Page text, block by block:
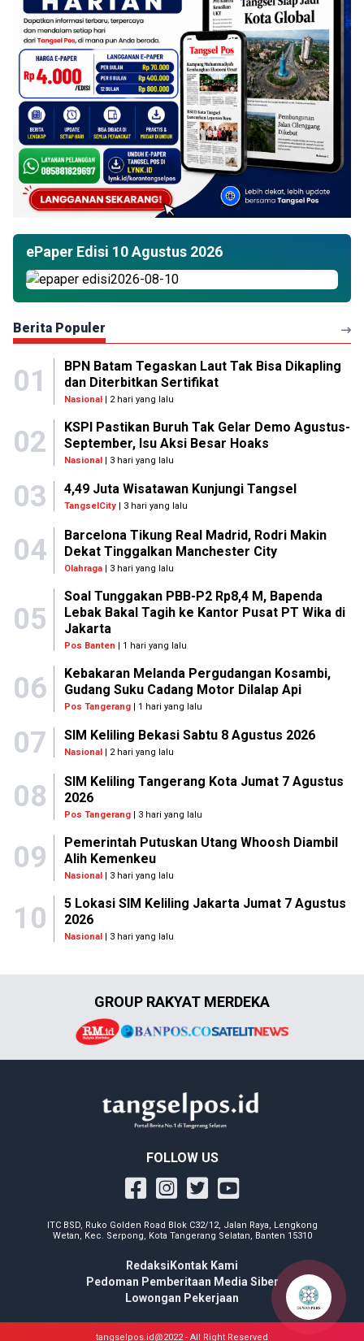
ePaper Edisi 10 Agustus 2026
Berita Populer
01
BPN Batam Tegaskan Laut Tak Bisa Dikapling
dan Diterbitkan Sertifikat
Nasional| 2 hari yang lalu
02
KSPI Pastikan Buruh Tak Gelar Demo Agustus-
September, Isu Aksi Besar Hoaks
Nasional| 3 hari yang lalu
03 4,49 Juta Wisatawan Kunjungi Tangsel
TangselCity | 3 hari yang lalu
04
Barcelona Tikung Real Madrid, Rodri Makin
Dekat Tinggalkan Manchester City
Olahraga| 3 hari yang lalu
05
Soal Tunggakan PBB-P2 Rp8,4 M, Bapenda
Lebak Bakal Tagih ke Kantor Pusat PT Wika di
Jakarta
Pos Banten | 1 hari yang lalu
06
Kebakaran Melanda Pergudangan Kosambi,
Gudang Suku Cadang Motor Dilalap Api
Pos Tangerang| 1 hari yang lalu
07 SIM Keliling Bekasi Sabtu 8 Agustus 2026
Nasional | 2 hari yang lalu
08
SIM Keliling Tangerang Kota Jumat 7 Agustus
2026
Pos Tangerang| 3 hari yang lalu
09
Pemerintah Putuskan Utang Whoosh Diambil
Alih Kemenkeu
Nasional| 3 hari yang lalu
10
5 Lokasi SIM Keliling Jakarta Jumat 7 Agustus
2026
Nasional| 3 hari yang lalu
GROUP RAKYAT MERDEKA
FOLLOW US
ITC BSD, Ruko Golden Road Blok C32/12, Jalan Raya, Lengkong
Wetan, Kec. Serpong, Kota Tangerang Selatan, Banten 15310
Redaksi Kontak Kami
Pedoman Pemberitaan Media Siber
Lowongan Pekerjaan
tangselpos.id@2022 - All Right Reserved